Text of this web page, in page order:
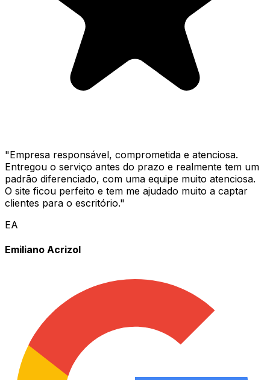
"Empresa responsável, comprometida e atenciosa.
Entregou o serviço antes do prazo e realmente tem um
padrão diferenciado, com uma equipe muito atenciosa.
O site ficou perfeito e tem me ajudado muito a captar
clientes para o escritório."
EA
Emiliano Acrizol